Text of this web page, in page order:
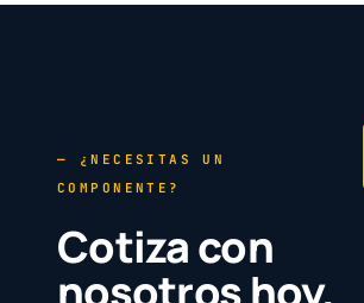
— ¿NECESITAS UN
COMPONENTE?
Cotiza con